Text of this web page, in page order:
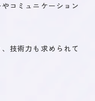
コミュニケーション
技術力も求められて